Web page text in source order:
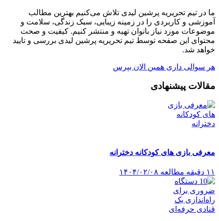
ما در تیم تحریریه پرشین لیدی تلاش می‌کنیم بهترین مطالب
آموزشی و کاربردی را در زمینه زیبایی، سبک زندگی، سلامت و
موضوعات مورد نیاز بانوان تهیه و منتشر کنیم. کیفیت و صحت
محتوای این صفحه توسط تیم تحریریه پرشین لیدی بررسی و تایید
خواهد شد.
هر سوالی داری همین الان بپرس
مقالات پیشنهادی
معرفی بازی های کودکانه دخترانه
۱۱ دقیقه مطالعه ۱۴۰۴/۰۲/۰۸